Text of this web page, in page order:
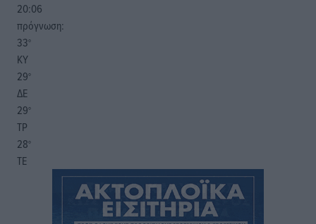
20:06
πρόγνωση:
33°
ΚΥ
29°
ΔΕ
29°
ΤΡ
28°
ΤΕ